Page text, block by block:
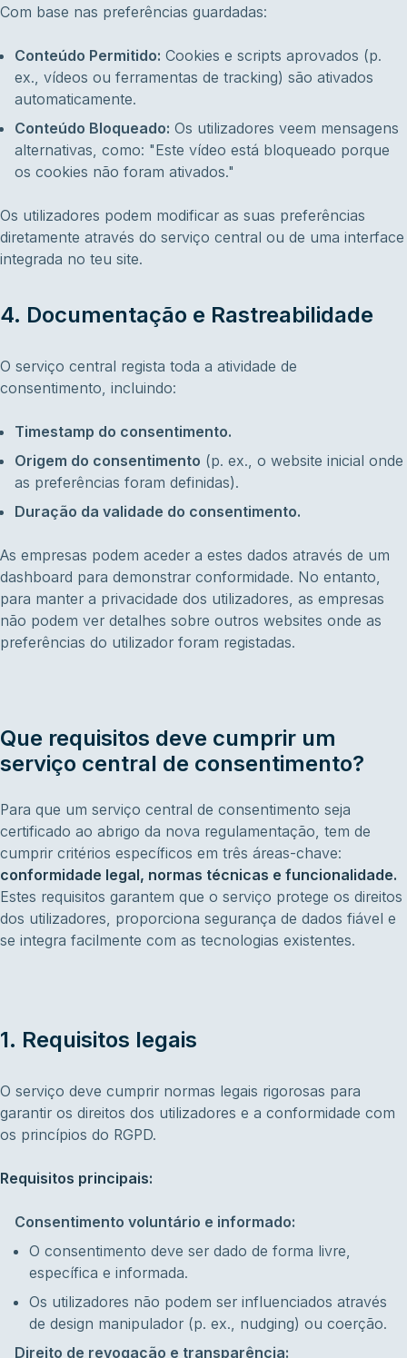
Com base nas preferências guardadas:
Conteúdo Permitido: Cookies e scripts aprovados (p.
ex., vídeos ou ferramentas de tracking) são ativados
automaticamente.
Conteúdo Bloqueado: Os utilizadores veem mensagens
alternativas, como: "Este vídeo está bloqueado porque
os cookies não foram ativados."
Os utilizadores podem modificar as suas preferências
diretamente através do serviço central ou de uma interface
integrada no teu site.
4. Documentação e Rastreabilidade
O serviço central regista toda a atividade de
consentimento, incluindo:
Timestamp do consentimento.
Origem do consentimento (p. ex., o website inicial onde
as preferências foram definidas).
Duração da validade do consentimento.
As empresas podem aceder a estes dados através de um
dashboard para demonstrar conformidade. No entanto,
para manter a privacidade dos utilizadores, as empresas
não podem ver detalhes sobre outros websites onde as
preferências do utilizador foram registadas.
Que requisitos deve cumprir um
serviço central de consentimento?
Para que um serviço central de consentimento seja
certificado ao abrigo da nova regulamentação, tem de
cumprir critérios específicos em três áreas-chave:
conformidade legal, normas técnicas e funcionalidade.
Estes requisitos garantem que o serviço protege os direitos
dos utilizadores, proporciona segurança de dados fiável e
se integra facilmente com as tecnologias existentes.
1. Requisitos legais
O serviço deve cumprir normas legais rigorosas para
garantir os direitos dos utilizadores e a conformidade com
os princípios do RGPD.
Requisitos principais:
Consentimento voluntário e informado:
O consentimento deve ser dado de forma livre,
específica e informada.
Os utilizadores não podem ser influenciados através
de design manipulador (p. ex., nudging) ou coerção.
Direito de revogação e transparência: